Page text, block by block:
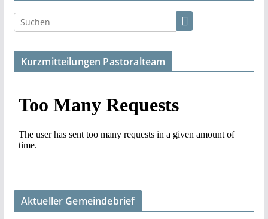
Kurzmitteilungen Pastoralteam
Aktueller Gemeindebrief